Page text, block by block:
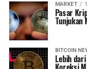
MARKET
Pasar
BITCOIN
Lebih